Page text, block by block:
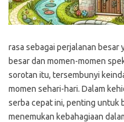
rasa sebagai perjalanan besar
besar dan momen-momen
sorotan itu, tersembunyi
momen sehari-hari. Dalam
serba cepat ini, penting untuk
menemukan kebahagiaan